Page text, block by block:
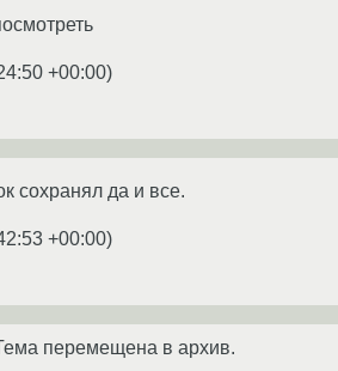
+00:00)
сохранял да и все.
+00:00)
перемещена в архив.